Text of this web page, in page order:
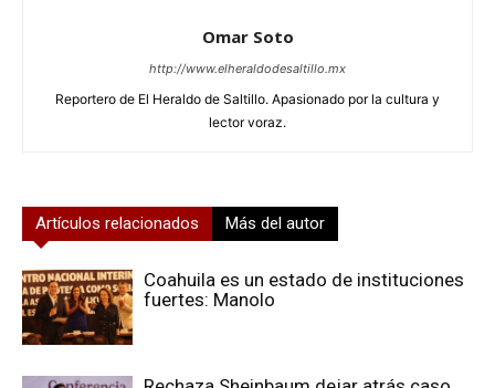
Omar Soto
http://www.elheraldodesaltillo.mx
Reportero de El Heraldo de Saltillo. Apasionado por la cultura y
lector voraz.
Artículos relacionados Más del autor
Coahuila es un estado de instituciones
fuertes: Manolo